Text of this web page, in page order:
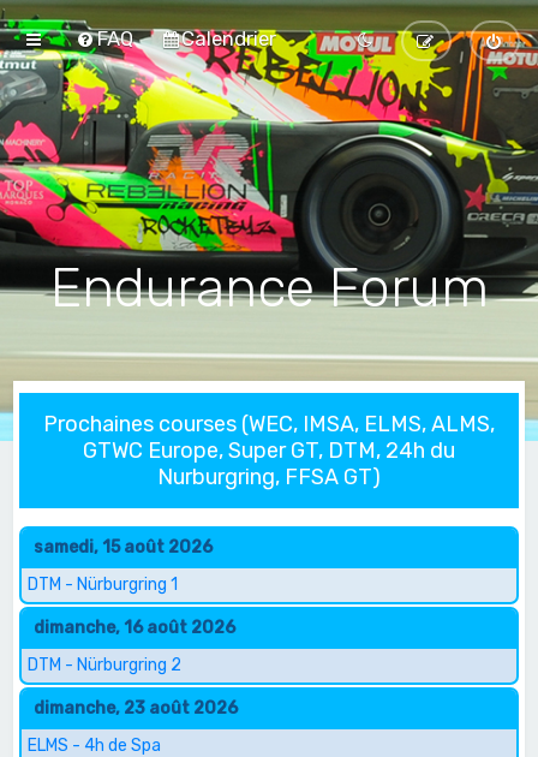
FAQ Calendrier
Endurance Forum
Prochaines courses (WEC, IMSA, ELMS, ALMS,
GTWC Europe, Super GT, DTM, 24h du
Nurburgring, FFSA GT)
samedi, 15 août 2026
DTM - Nürburgring 1
dimanche, 16 août 2026
DTM - Nürburgring 2
dimanche, 23 août 2026
ELMS - 4h de Spa